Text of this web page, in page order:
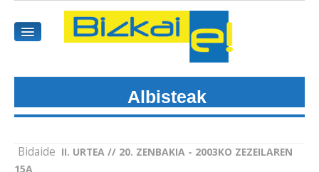
GAIAK
Albisteak
Bidaide II. URTEA // 20. ZENBAKIA - 2003KO ZEZEILAREN
15A